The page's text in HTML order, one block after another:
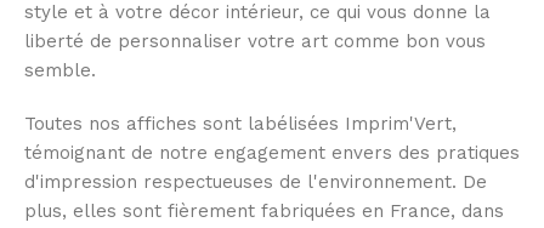
style et à votre décor intérieur, ce qui vous donne la
liberté de personnaliser votre art comme bon vous
semble.
Toutes nos affiches sont labélisées Imprim'Vert,
témoignant de notre engagement envers des pratiques
d'impression respectueuses de l'environnement. De
plus, elles sont fièrement fabriquées en France, dans